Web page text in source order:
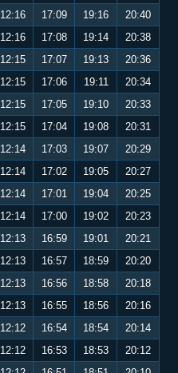
12:16 17:09 19:16
20:40
12:16 17:08 19:14
20:38
12:15 17:07 19:13
20:36
12:15 17:06 19:11
20:34
12:15 17:05 19:10
20:33
12:15 17:04 19:08
20:31
12:14 17:03 19:07
20:29
12:14 17:02 19:05
20:27
12:14 17:01 19:04
20:25
12:14 17:00 19:02
20:23
12:13 16:59 19:01
20:21
12:13 16:57 18:59
20:20
12:13 16:56 18:58
20:18
12:13 16:55 18:56
20:16
12:12 16:54 18:54
20:14
12:12 16:53 18:53
20:12